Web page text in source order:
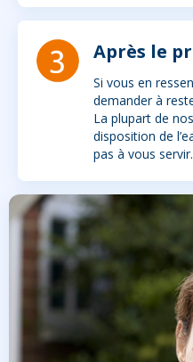
Après le
Si vous en
demander à
La plupart de
disposition de
pas à vous servir.